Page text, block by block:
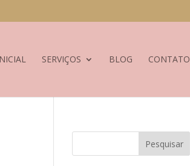
SERVIÇOS BLOG CONTATO
Pesquisar